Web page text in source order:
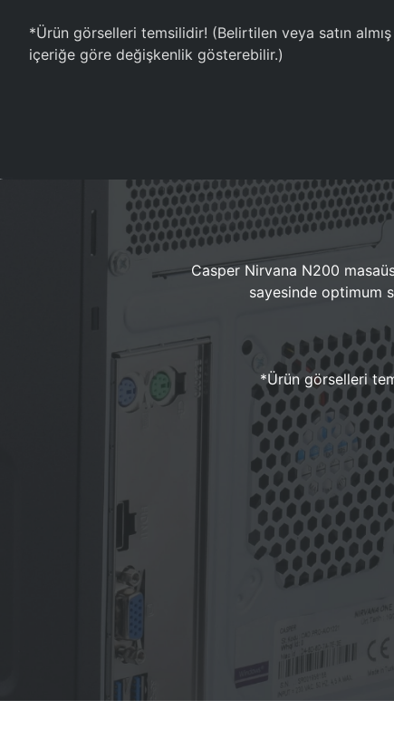
*Ürün görselleri temsilidir! (Belirtilen veya satın
içeriğe göre değişkenlik gösterebilir.)
Casper Nirvana N200
sayesinde optimum
*Ürün görselleri